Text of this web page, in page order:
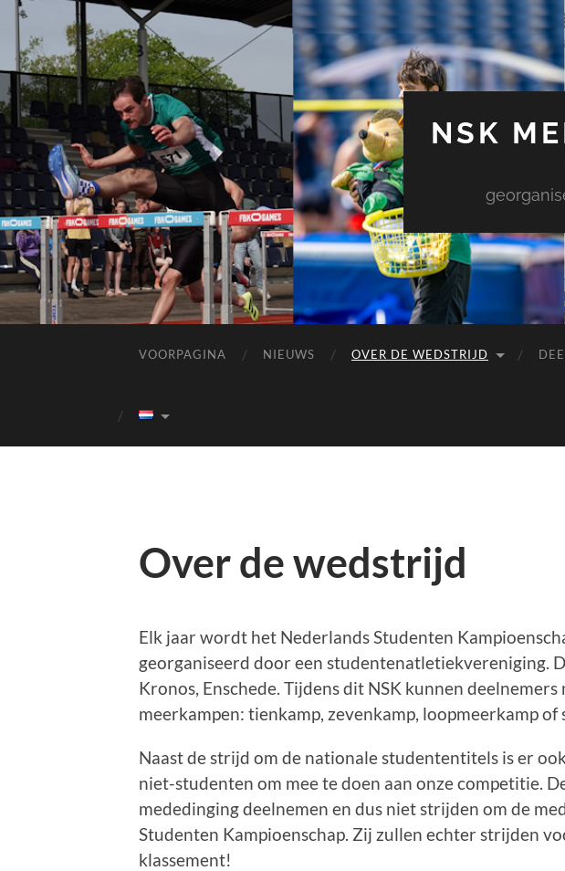
NSK
VOORPAGINA NIEUWS OVER DE WEDSTRIJD
Over de wedstrijd
Elk jaar wordt het Nederlands Studenten
georganiseerd door een studentenatletiekvereniging.
Kronos, Enschede. Tijdens dit NSK kunnen
meerkampen: tienkamp, zevenkamp, loopmeerkamp of
Naast de strijd om de nationale studententitels is er
niet-studenten om mee te doen aan onze competitie.
mededinging deelnemen en dus niet strijden om de
Studenten Kampioenschap. Zij zullen echter strijden
klassement!